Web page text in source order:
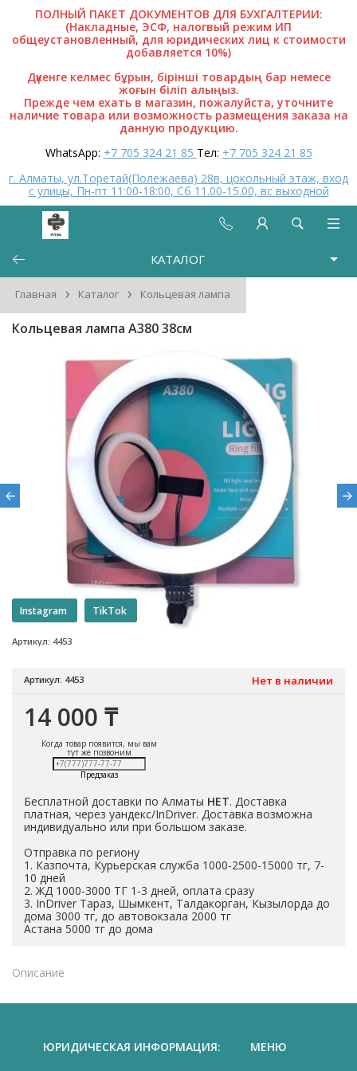
ПОЛНЫЙ ПАКЕТ ДОКУМЕНТОВ ДЛЯ БУХГАЛТЕРИИ:
(Накладные, ЭСФ, налогвый режим ИП
общеустановленный, для юридических лиц к стоимости
добавляется 10%)
Дүкенге келмес бұрын, бірінші товардың бар немесе
жоғын біліп алыңыз.
Прежде чем ехать в магазин, пожалуйста, уточните
наличие товара или возможность размещения заказа на
данную продукцию.
WhatsApp: +7 705 324 21 85 Тел: +7 705 324 21 85
г. Алматы, ул.Торетай(Полежаева) 28в, цокольный этаж, вход
с улицы, Пн-пт 11:00-18:00, Сб 11.00-15.00, вс выходной
КАТАЛОГ
Главная › Каталог › Кольцевая лампа
Кольцевая лампа A380 38см
Артикул: 4453
Instagram TikTok
Артикул: 4453 Нет в наличии
14 000 ₸
Когда товар появится, мы вам
тут же позвоним
Предзаказ
Бесплатной доставки по Алматы НЕТ. Доставка
платная, через уандекс/InDriver. Доставка возможна
индивидуально или при большом заказе.
Отправка по региону
1. Казпочта, Курьерская служба 1000-2500-15000 тг, 7-
10 дней
2. ЖД 1000-3000 ТГ 1-3 дней, оплата сразу
3. InDriver Тараз, Шымкент, Талдакорган, Кызылорда до
дома 3000 тг, до автовокзала 2000 тг
Астана 5000 тг до дома
Описание
ЮРИДИЧЕСКАЯ ИНФОРМАЦИЯ: МЕНЮ